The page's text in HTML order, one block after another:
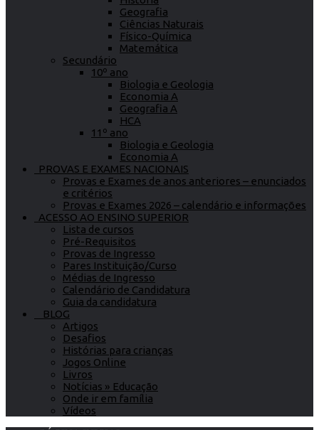
Geografia
Ciências Naturais
Físico-Química
Matemática
Secundário
10º ano
Biologia e Geologia
Economia A
Geografia A
HCA
11º ano
Biologia e Geologia
Economia A
PROVAS E EXAMES NACIONAIS
Provas e Exames de anos anteriores – enunciados
e critérios
Provas e Exames 2026 – calendário e informações
ACESSO AO ENSINO SUPERIOR
Lista de cursos
Pré-Requisitos
Provas de Ingresso
Pares Instituição/Curso
Médias de Ingresso
Calendário de Candidatura
Guia da candidatura
BLOG
Artigos
Desafios
Histórias para crianças
Jogos Online
Livros
Notícias » Educação
Onde ir em família
Vídeos